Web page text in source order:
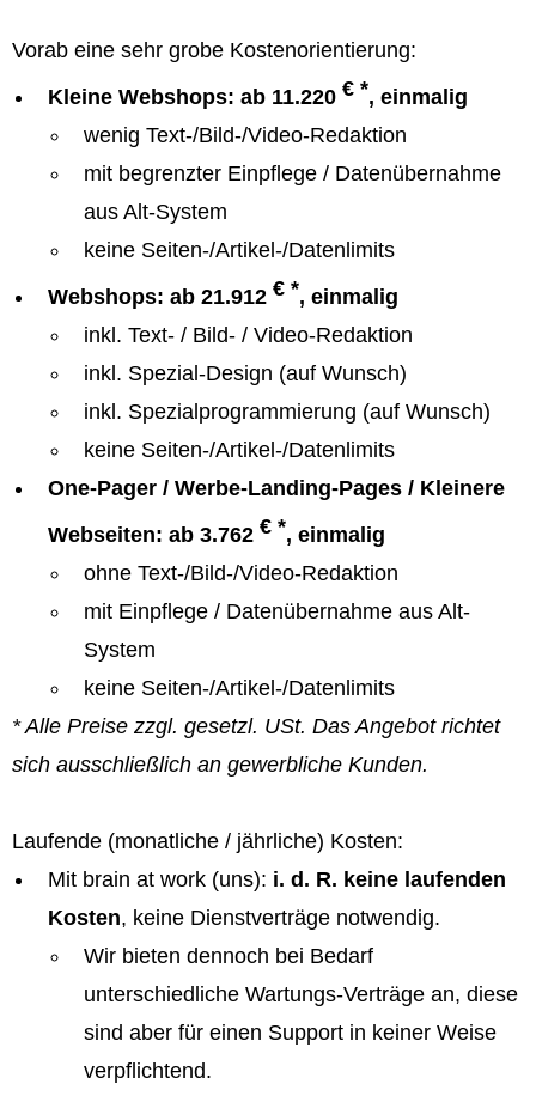
Vorab eine sehr grobe Kostenorientierung:
Kleine Webshops: ab 11.220 € *, einmalig
wenig Text-/Bild-/Video-Redaktion
mit begrenzter Einpflege / Datenübernahme
aus Alt-System
keine Seiten-/Artikel-/Datenlimits
Webshops: ab 21.912 € *, einmalig
inkl. Text- / Bild- / Video-Redaktion
inkl. Spezial-Design (auf Wunsch)
inkl. Spezialprogrammierung (auf Wunsch)
keine Seiten-/Artikel-/Datenlimits
One-Pager / Werbe-Landing-Pages / Kleinere
Webseiten: ab 3.762 € *, einmalig
ohne Text-/Bild-/Video-Redaktion
mit Einpflege / Datenübernahme aus Alt-
System
keine Seiten-/Artikel-/Datenlimits
* Alle Preise zzgl. gesetzl. USt. Das Angebot richtet
sich ausschließlich an gewerbliche Kunden.
Laufende (monatliche / jährliche) Kosten:
Mit brain at work (uns): i. d. R. keine laufenden
Kosten, keine Dienstverträge notwendig.
Wir bieten dennoch bei Bedarf
unterschiedliche Wartungs-Verträge an, diese
sind aber für einen Support in keiner Weise
verpflichtend.